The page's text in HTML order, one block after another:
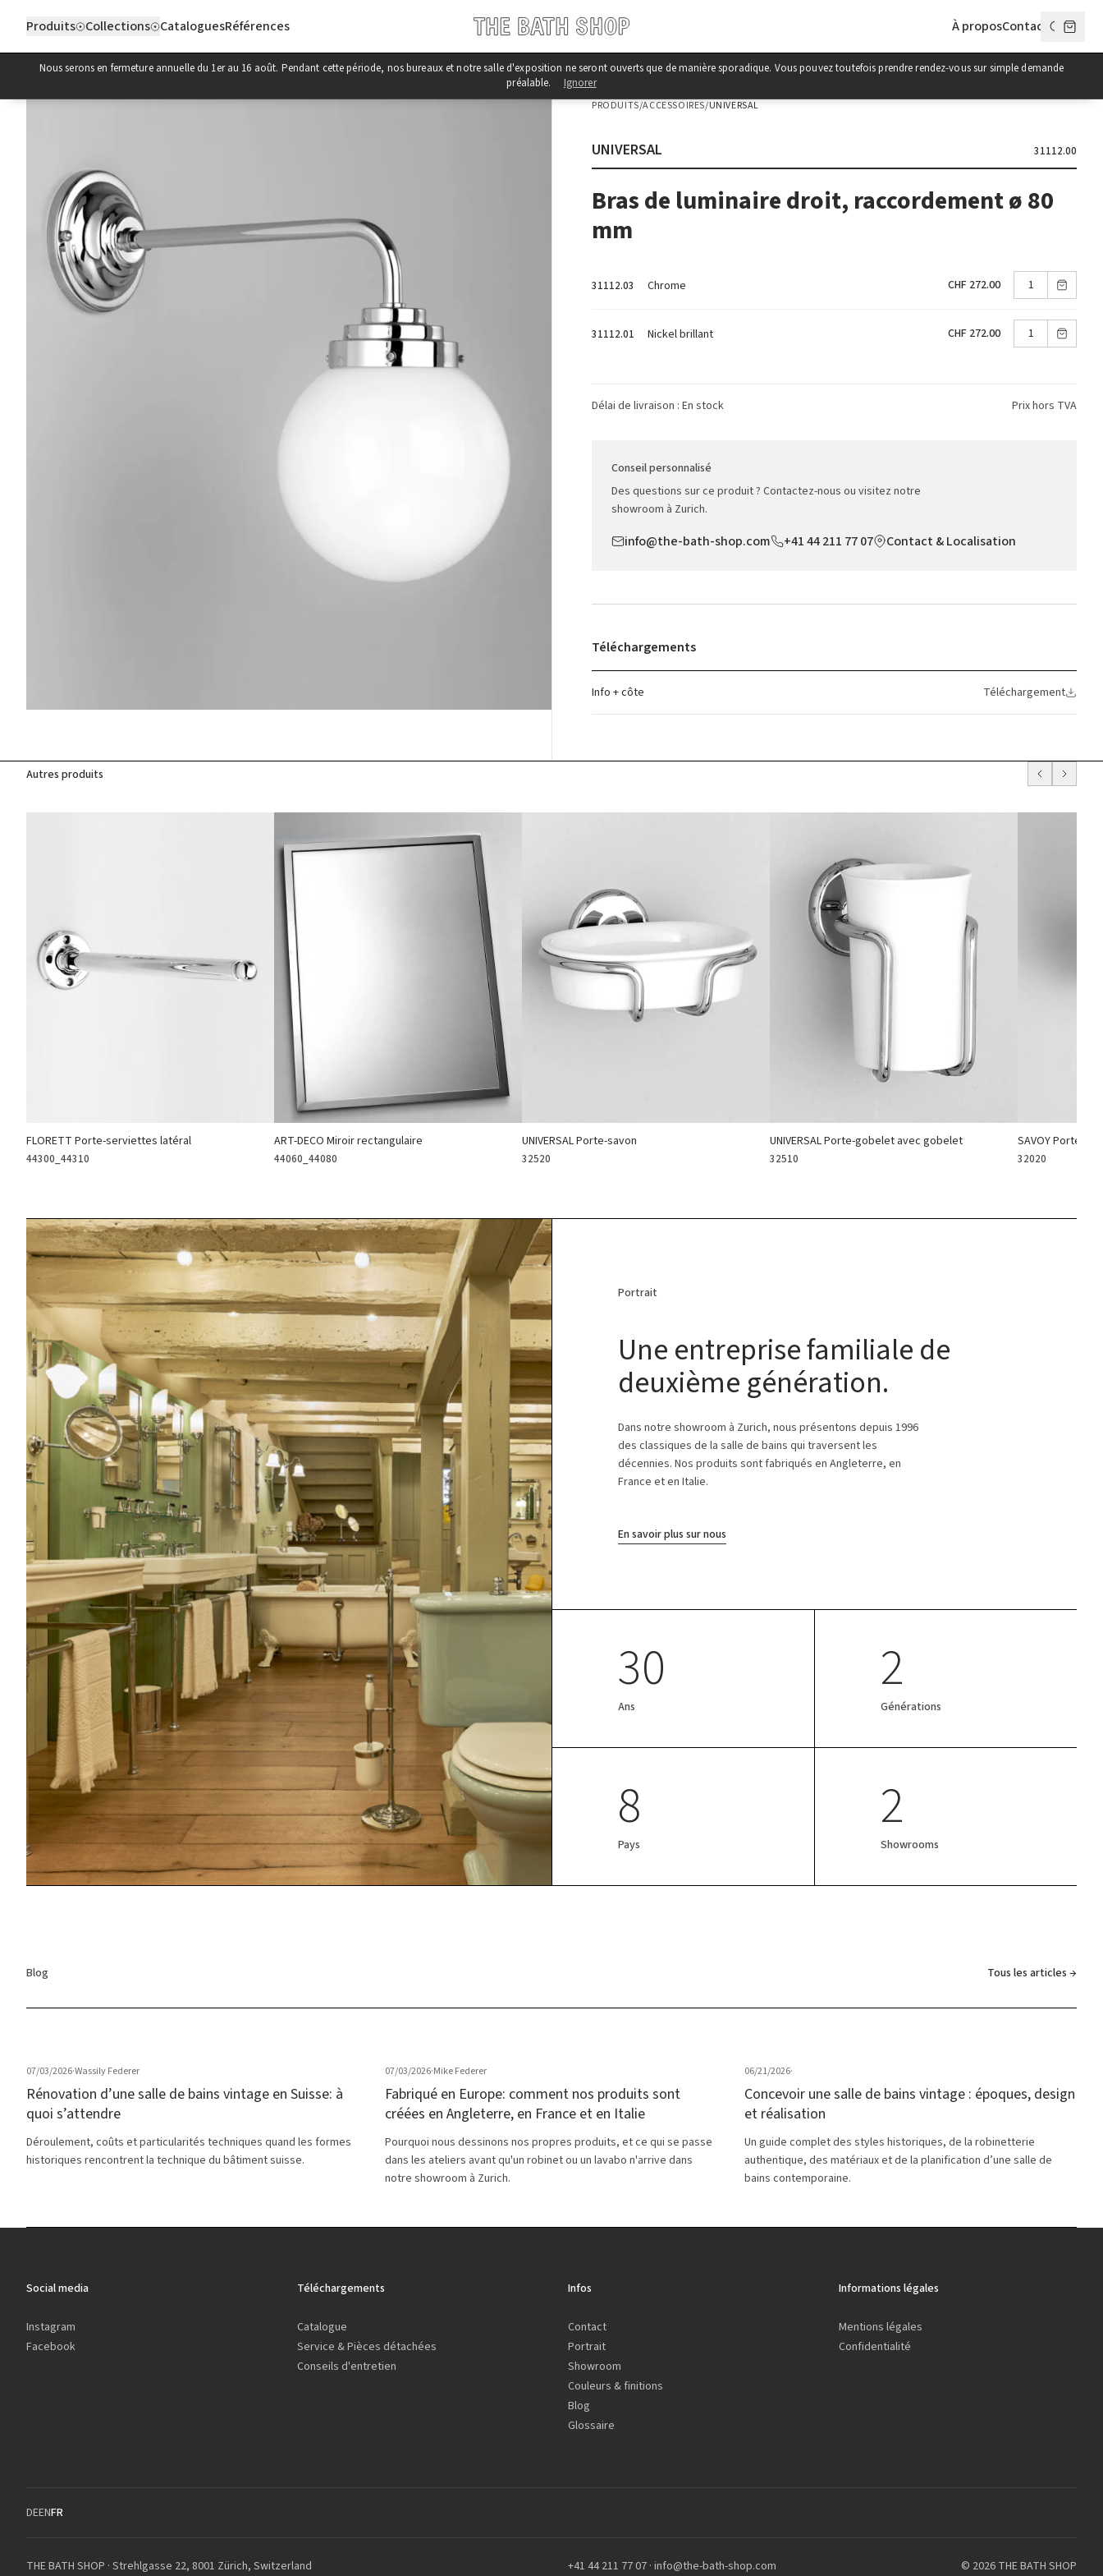
Nous serons en fermeture annuelle du 1er au 16 août. Pendant cette période, nos bureaux et notre salle d'exposition ne seront ouverts que de manière sporadique. Vous pouvez toutefois prendre rendez-vous sur simple demande
préalable.
Ignorer
Produits Collections CataloguesRéférences À proposContact
PRODUITS/ACCESSOIRES/UNIVERSAL
UNIVERSAL 31112.00
Bras de luminaire droit, raccordement ø 80
mm
31112.03 Chrome CHF 272.00
31112.01 Nickel brillant CHF 272.00
Délai de livraison : En stock Prix hors TVA
Conseil personnalisé
Des questions sur ce produit ? Contactez-nous ou visitez notre
showroom à Zurich.
info@the-bath-shop.com +41 44 211 77 07 Contact & Localisation
Téléchargements
Info + côte Téléchargement
Autres produits
FLORETT Porte-serviettes latéral
44300_44310
ART-DECO Miroir rectangulaire
44060_44080
UNIVERSAL Porte-savon
32520
UNIVERSAL Porte-gobelet avec gobelet
32510
SAVOY Porte-
32020
Portrait
Une entreprise familiale de
deuxième génération.
Dans notre showroom à Zurich, nous présentons depuis 1996
des classiques de la salle de bains qui traversent les
décennies. Nos produits sont fabriqués en Angleterre, en
France et en Italie.
En savoir plus sur nous
30
Ans
2
Générations
8
Pays
2
Showrooms
Blog Tous les articles →
07/03/2026·Wassily Federer
Rénovation d’une salle de bains vintage en Suisse: à
quoi s’attendre
Déroulement, coûts et particularités techniques quand les formes
historiques rencontrent la technique du bâtiment suisse.
07/03/2026·Mike Federer
Fabriqué en Europe: comment nos produits sont
créées en Angleterre, en France et en Italie
Pourquoi nous dessinons nos propres produits, et ce qui se passe
dans les ateliers avant qu'un robinet ou un lavabo n'arrive dans
notre showroom à Zurich.
06/21/2026·
Concevoir une salle de bains vintage : époques, design
et réalisation
Un guide complet des styles historiques, de la robinetterie
authentique, des matériaux et de la planification d’une salle de
bains contemporaine.
Social media
Instagram
Facebook
Téléchargements
Catalogue
Service & Pièces détachées
Conseils d'entretien
Infos
Contact
Portrait
Showroom
Couleurs & finitions
Blog
Glossaire
Informations légales
Mentions légales
Confidentialité
DEENFR
THE BATH SHOP · Strehlgasse 22, 8001 Zürich, Switzerland +41 44 211 77 07 · info@the-bath-shop.com © 2026 THE BATH SHOP